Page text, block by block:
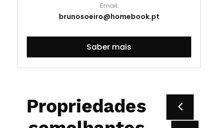
Email:
brunosoeiro@homebook.pt
Saber mais
Propriedades